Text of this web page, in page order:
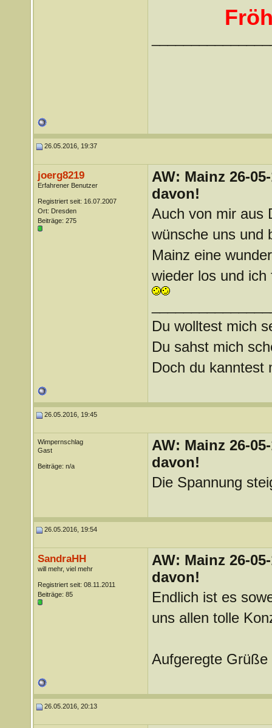
26.05.2016, 19:37
joerg8219
Erfahrener Benutzer
Registriert seit: 16.07.2007
Ort: Dresden
Beiträge: 275
AW: Mainz 26-
davon!
Auch von mir aus
wünsche uns und
Mainz eine
wieder los und
Du wolltest mich
Du sahst mich
Doch du kanntest
26.05.2016, 19:45
Wimpernschlag
Gast
Beiträge: n/a
AW: Mainz 26-
davon!
Die Spannung
26.05.2016, 19:54
SandraHH
will mehr, viel mehr
Registriert seit: 08.11.2011
Beiträge: 85
AW: Mainz 26-
davon!
Endlich ist es
uns allen tolle
Aufgeregte Grüße
26.05.2016, 20:13